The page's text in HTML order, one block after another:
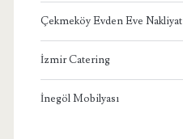
Çekmeköy Evden Eve Nakliyat
İzmir Catering
İnegöl Mobilyası